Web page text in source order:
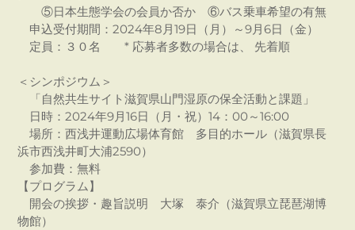
⑤日本生態学会の会員か否か ⑥バス乗車希望の有無
申込受付期間：2024年8月19日（月）～9月6日（金）
定員：３０名 * 応募者多数の場合は、 先着順
＜シンポジウム＞
「自然共生サイト滋賀県山門湿原の保全活動と課題」
日時：2024年9月16日（月・祝）14：00～16:00
場所：西浅井運動広場体育館 多目的ホール（滋賀県長
浜市西浅井町大浦2590）
参加費：無料
【プログラム】
開会の挨拶・趣旨説明 大塚 泰介（滋賀県立琵琶湖博
物館）